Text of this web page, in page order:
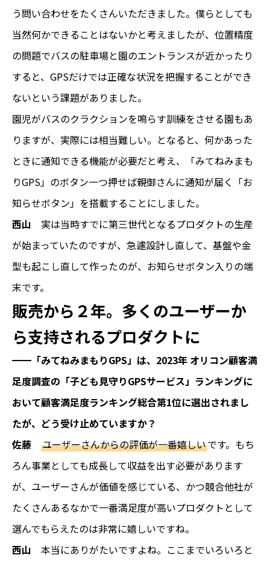
う問い合わせをたくさんいただきました。僕らとしても
当然何かできることはないかと考えましたが、位置精度
の問題でバスの駐車場と園のエントランスが近かったり
すると、GPSだけでは正確な状況を把握することができ
ないという課題がありました。
園児がバスのクラクションを鳴らす訓練をさせる園もあ
りますが、実際には相当難しい。となると、何かあった
ときに通知できる機能が必要だと考え、「みてねみまも
りGPS」のボタン一つ押せば親御さんに通知が届く「お
知らせボタン」を搭載することにしました。
西山 実は当時すでに第三世代となるプロダクトの生産
が始まっていたのですが、急遽設計し直して、基盤や金
型も起こし直して作ったのが、お知らせボタン入りの端
末です。
販売から２年。多くのユーザーか
ら支持されるプロダクトに
━━「みてねみまもりGPS」は、2023年 オリコン顧客満
足度調査の「子ども見守りGPSサービス」ランキングに
おいて顧客満足度ランキング総合第1位に選出されまし
たが、どう受け止めていますか？
佐藤
ユーザーさんからの評価が一番嬉しいです。もち
ろん事業としても成長して収益を出す必要があります
が、ユーザーさんが価値を感じている、かつ競合他社が
たくさんあるなかで一番満足度が高いプロダクトとして
選んでもらえたのは非常に嬉しいですね。
西山 本当にありがたいですよね。ここまでいろいろと